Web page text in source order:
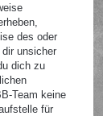
des oder
unsicher
dich zu
Team keine
für